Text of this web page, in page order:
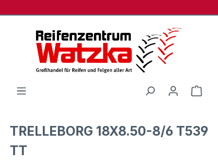
TRELLEBORG 18X8.50-8/6 T539
TT